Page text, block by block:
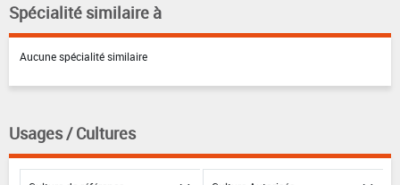
Spécialité similaire à
Aucune spécialité similaire
Usages / Cultures